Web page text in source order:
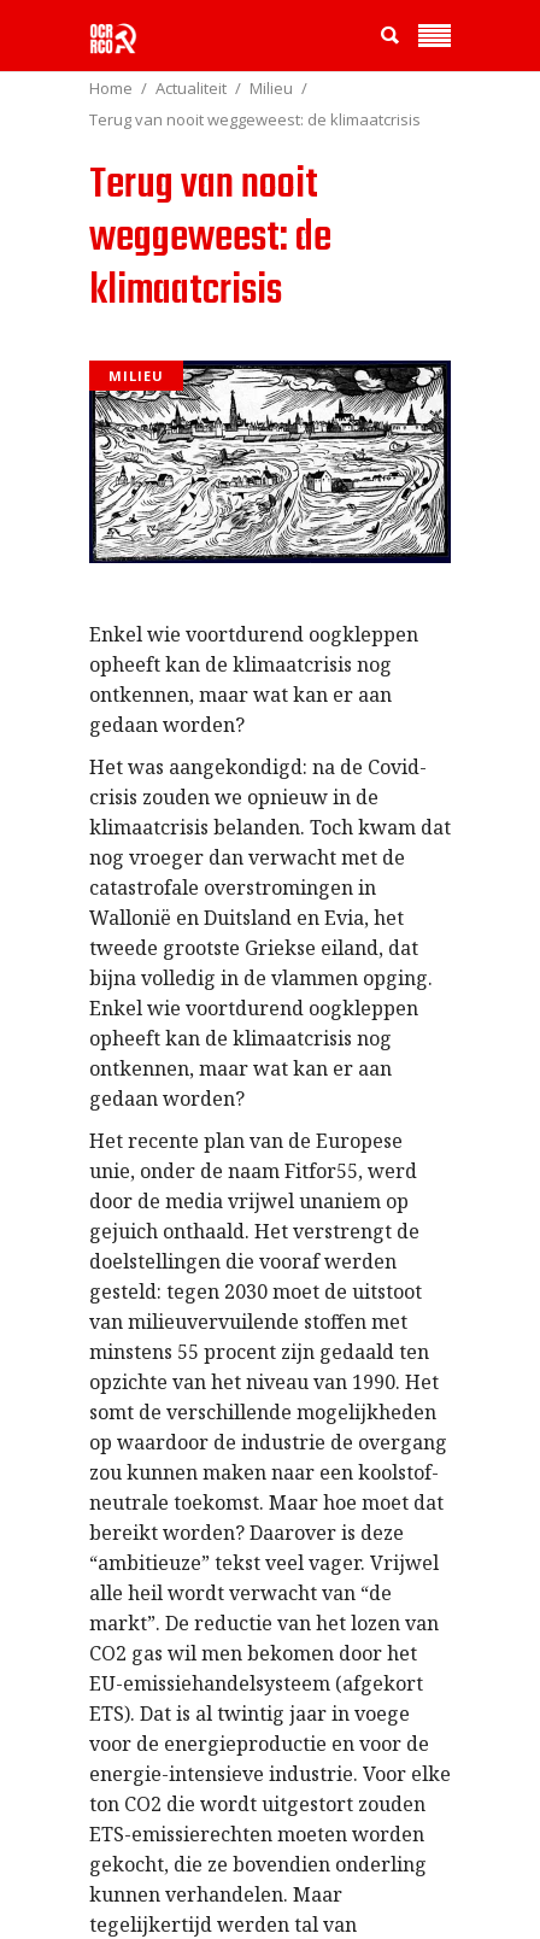
Home Actualiteit
Milieu
Terug van nooit weggeweest: de klimaatcrisis
Terug van nooit
weggeweest: de
klimaatcrisis
MILIEU
Enkel wie voortdurend oogkleppen
opheeft kan de klimaatcrisis nog
ontkennen, maar wat kan er aan
gedaan worden?
Het was aangekondigd: na de Covid-
crisis zouden we opnieuw in de
klimaatcrisis belanden. Toch kwam dat
nog vroeger dan verwacht met de
catastrofale overstromingen in
Wallonië en Duitsland en Evia, het
tweede grootste Griekse eiland, dat
bijna volledig in de vlammen opging.
Enkel wie voortdurend oogkleppen
opheeft kan de klimaatcrisis nog
ontkennen, maar wat kan er aan
gedaan worden?
Het recente plan van de Europese
unie, onder de naam Fitfor55, werd
door de media vrijwel unaniem op
gejuich onthaald. Het verstrengt de
doelstellingen die vooraf werden
gesteld: tegen 2030 moet de uitstoot
van milieuvervuilende stoffen met
minstens 55 procent zijn gedaald ten
opzichte van het niveau van 1990. Het
somt de verschillende mogelijkheden
op waardoor de industrie de overgang
zou kunnen maken naar een koolstof-
neutrale toekomst. Maar hoe moet dat
bereikt worden? Daarover is deze
“ambitieuze” tekst veel vager. Vrijwel
alle heil wordt verwacht van “de
markt”. De reductie van het lozen van
CO2 gas wil men bekomen door het
EU-emissiehandelsysteem (afgekort
ETS). Dat is al twintig jaar in voege
voor de energieproductie en voor de
energie-intensieve industrie. Voor elke
ton CO2 die wordt uitgestort zouden
ETS-emissierechten moeten worden
gekocht, die ze bovendien onderling
kunnen verhandelen. Maar
tegelijkertijd werden tal van